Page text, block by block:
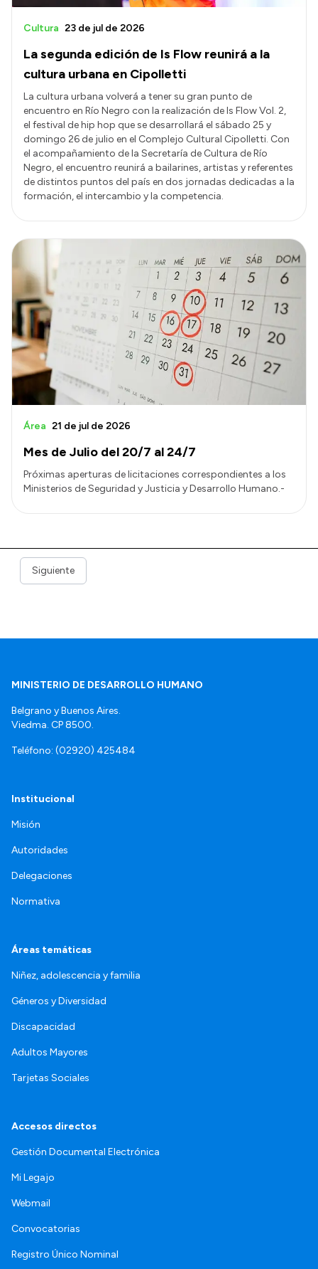
La segunda edición de Is Flow reunirá a la
cultura urbana en Cipolletti
Cultura 23 de jul de 2026
La cultura urbana volverá a tener su gran punto de
encuentro en Río Negro con la realización de Is Flow Vol. 2,
el festival de hip hop que se desarrollará el sábado 25 y
domingo 26 de julio en el Complejo Cultural Cipolletti. Con
el acompañamiento de la Secretaría de Cultura de Río
Negro, el encuentro reunirá a bailarines, artistas y referentes
de distintos puntos del país en dos jornadas dedicadas a la
formación, el intercambio y la competencia.
Mes de Julio del 20/7 al 24/7
Área 21 de jul de 2026
Próximas aperturas de licitaciones correspondientes a los
Ministerios de Seguridad y Justicia y Desarrollo Humano.-
Siguiente
MINISTERIO DE DESARROLLO HUMANO
Belgrano y Buenos Aires.
Viedma. CP 8500.
Teléfono: (02920) 425484
Institucional
Misión
Autoridades
Delegaciones
Normativa
Áreas temáticas
Niñez, adolescencia y familia
Géneros y Diversidad
Discapacidad
Adultos Mayores
Tarjetas Sociales
Accesos directos
Gestión Documental Electrónica
Mi Legajo
Webmail
Convocatorias
Registro Único Nominal